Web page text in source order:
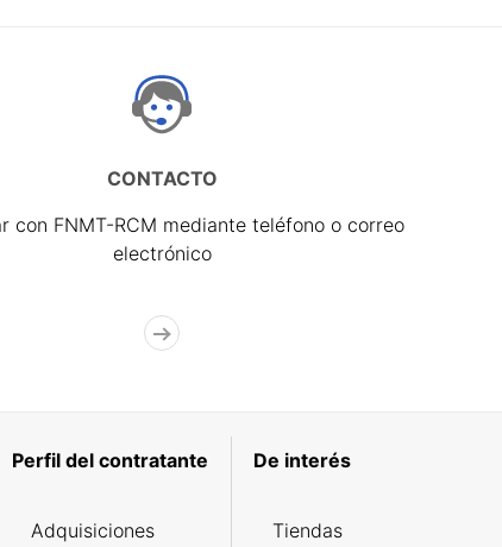
CONTACTO
con FNMT-RCM mediante teléfono o correo
electrónico
Perfil del contratante
Adquisiciones
De interés
Tiendas